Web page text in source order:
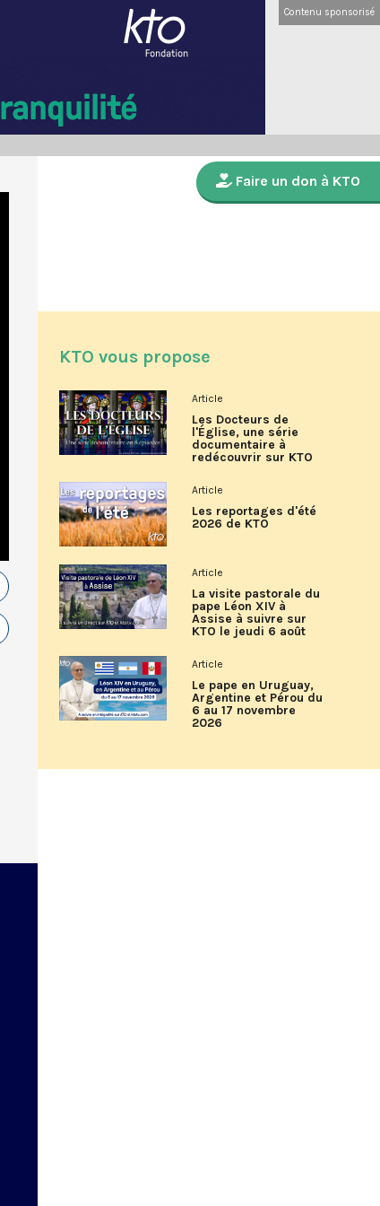
Contenu sponsorisé
Faire un don à KTO
KTO vous propose
Article
Les Docteurs de
l'Église, une série
documentaire à
redécouvrir sur KTO
Article
Les reportages d'été
2026 de KTO
Article
La visite pastorale du
pape Léon XIV à
Assise à suivre sur
KTO le jeudi 6 août
Article
Le pape en Uruguay,
Argentine et Pérou du
6 au 17 novembre
2026